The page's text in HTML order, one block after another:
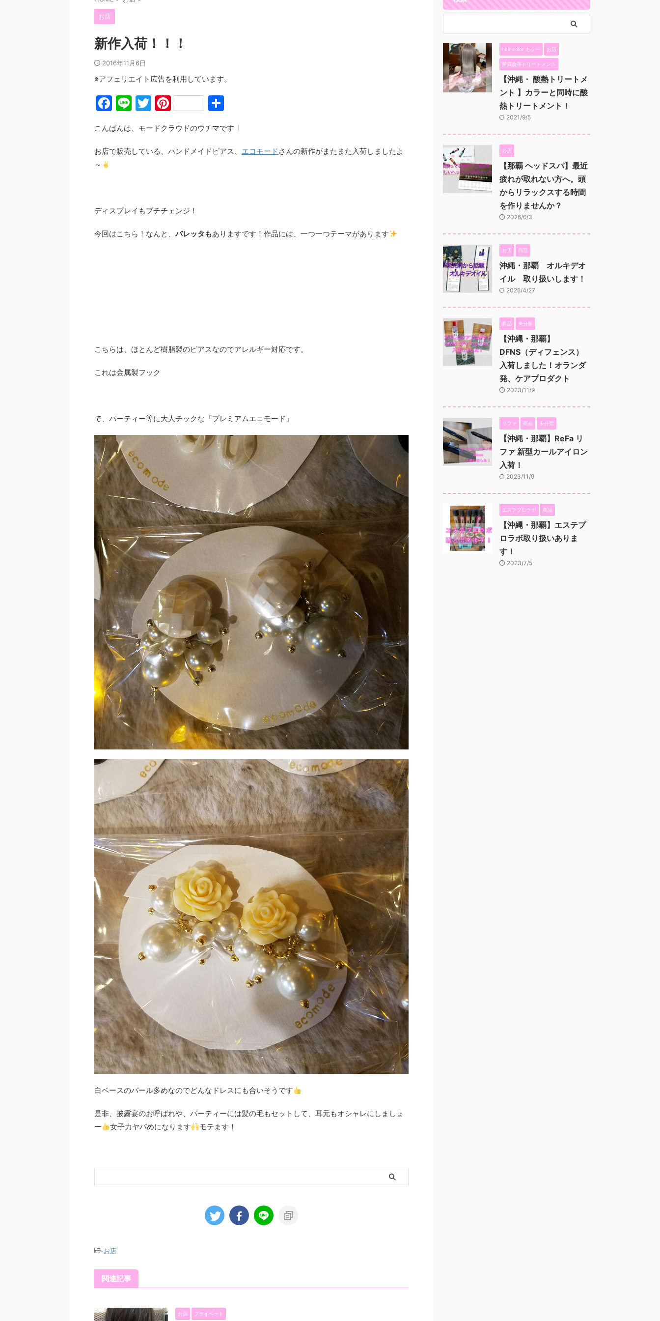
お店
新作入荷！！！
2016年11月6日
※アフェリエイト広告を利用しています。
F
c
e
k
Li
e
T
itt
er
Pi
er
e
こんばんは、モードクラウドのウチマです
お店で販売している、ハンドメイドピアス、 エコモード さんの新作がまたまた入荷しましたよ
～
ディスプレイもプチチェンジ！
今回はこちら！なんと、 バレッタもありますです！作品には、一つ一つテーマがあります
こちらは、ほとんど樹脂製のピアスなのでアレルギー対応です。
これは金属製フック
で、パーティー等に大人チックな『プレミアムエコモード』
白ベースのパール多めなのでどんなドレスにも合いそうです
是非、披露宴のお呼ばれや、パーティーには髪の毛もセットして、耳元もオシャレにしましょ
ー
女子力ヤバめになります モテます！
-お店
関連記事
お店 プライベート
hair color カラー お店
髪質改善トリートメント
【沖縄・ 酸熱トリートメ
ント 】カラーと同時に酸
熱トリートメント！
2021/9/5
お店
【那覇 ヘッドスパ】最近
疲れが取れない方へ。頭
からリラックスする時間
を作りませんか？
2026/6/3
お店 商品
沖縄・那覇 オルキデオ
イル 取り扱いします！
2025/4/27
商品 未分類
【沖縄・那覇】
DFNS（ディフェンス）
入荷しました！オランダ
発、ケアプロダクト
2023/11/9
リファ 商品 未分類
【沖縄・那覇】ReFa リ
ファ 新型カールアイロン
入荷！
2023/11/9
エステプロラボ 商品
【沖縄・那覇】エステプ
ロラボ取り扱いありま
す！
2023/7/5